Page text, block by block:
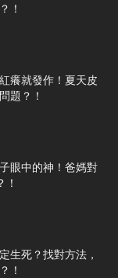
！
癢就發作！夏天皮
題？！
眼中的神！爸媽對
！
生死？找對方法，
！